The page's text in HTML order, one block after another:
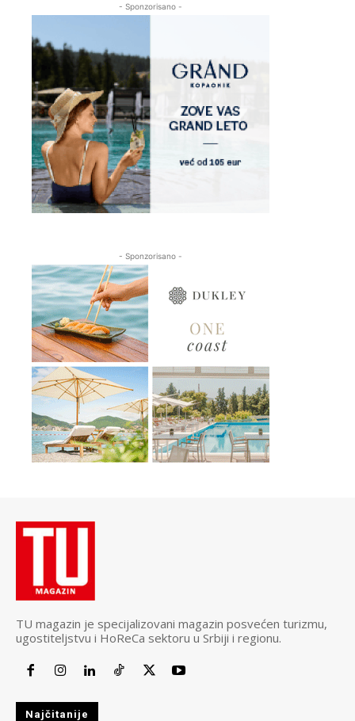
- Sponzorisano -
- Sponzorisano -
TU magazin je specijalizovani magazin posvećen turizmu,
ugostiteljstvu i HoReCa sektoru u Srbiji i regionu.
Najčitanije